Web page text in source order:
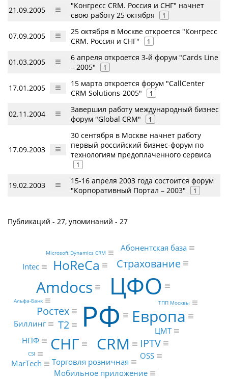
21.09.2005
"Конгресс CRM. Россия и СНГ" начнет
свою работу 25 октября
1
07.09.2005
25 октября в Москве откроется "Конгресс
CRM. Россия и СНГ"
1
01.03.2005
6 апреля откроется 3-й форум "Cards Line
– 2005"
1
17.01.2005
15 марта откроется форум "CallCenter
CRM Solutions-2005"
1
02.11.2004
Завершил работу международный бизнес
форум "Global CRM"
1
17.09.2003
30 сентября в Москве начнет работу
первый российский бизнес-форум по
технологиям предоплаченного сервиса
1
19.02.2003
15-16 апреля 2003 года состоится форум
"Корпоративный Портал – 2003"
1
Публикаций - 27, упоминаний - 27
РФ
ЦФО
Amdocs
СНГ CRM
Европа
HoReCa Страхование
Ростех
Т2
IPTV
ЦМТ
Биллинг
Intec
MarTech
OSS
Мобильное приложение
Торговля розничная
Абонентская база
НПФ
Альфа-Банк ТПП Москвы
Microsoft Dynamics CRM
CSI